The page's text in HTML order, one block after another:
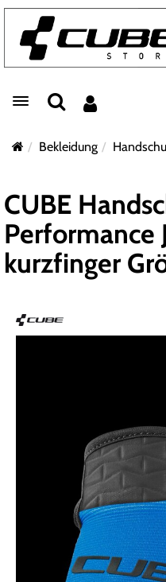
Toggle navigation
Bekleidung
CUBE
Performance
kurzfinger